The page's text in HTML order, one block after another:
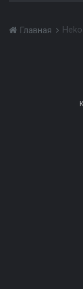
Главная